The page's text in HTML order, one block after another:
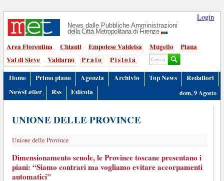
Login
News dalle Pubbliche Amministrazioni
della Città Metropolitana di Firenze
Area Fiorentina Chianti Empolese Valdelsa Mugello
Piana
Val di Sieve
Valdarno Prato
Pistoia
Home
Primo piano Agenzia Archivio Top News
Redattori
NewsLetter
Rss Edicola dom, 9 Agosto
UNIONE DELLE PROVINCE
Unione delle Province
Dimensionamento scuole, le Province toscane presentano i
piani: “Siamo contrari ma vogliamo evitare accorpamenti
automatici"